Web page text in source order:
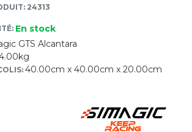
En stock
GTS Alcantara
40.00cm x 40.00cm x 20.00cm
24313